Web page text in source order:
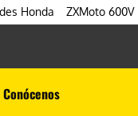
Honda ZXMoto 600V
Conócenos